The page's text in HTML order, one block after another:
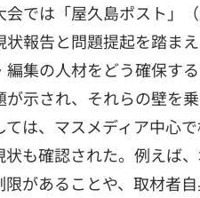
会では「屋久島ポスト」
状報告と問題提起を踏ま
編集の人材をどう確保す
が示され、それらの壁を
ては、マスメディア中心
状も確認された。例えば
限があることや、取材者